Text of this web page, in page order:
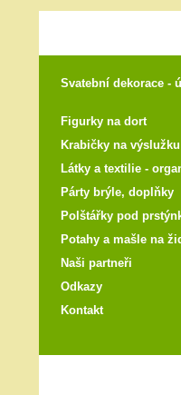
Svatební dekorace -
Figurky na dort
Krabičky na výslužku
Látky a textilie -
Párty brýle, doplňky
Polštářky pod
Potahy a mašle na
Naši partneři
Odkazy
Kontakt